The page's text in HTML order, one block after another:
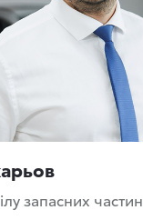
запасних частин